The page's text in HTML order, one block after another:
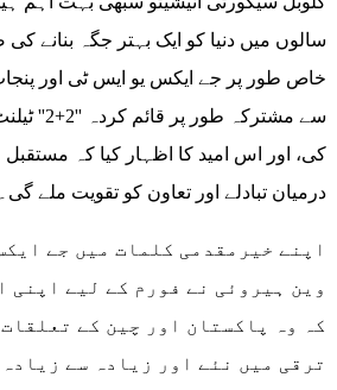
سالوں میں دنیا کو ایک بہتر جگہ بنانے
خاص طور پر جے ایکس یو ایس ٹی اور
سے مشترکہ
کی، اور اس امید کا اظہار کیا کہ
درمیان تبادلے اور تعاون کو تقویت ملے گی۔
اپنے خیرمقدمی کلمات میں جے
وین ہیروئی نے فورم کے لیے اپنی
کہ وہ پاکستان اور چین کے
ترقی میں نئے اور زیادہ سے